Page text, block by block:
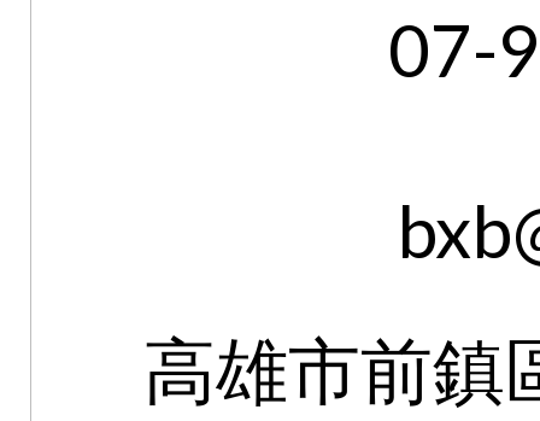
07-
高雄市前鎮